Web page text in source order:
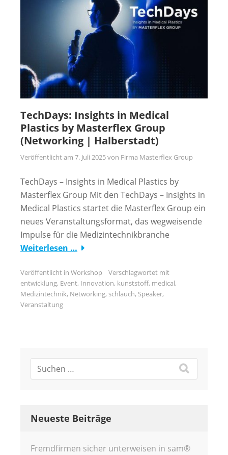
TechDays: Insights in Medical
Plastics by Masterflex Group
(Networking | Halberstadt)
Veröffentlicht am 7. Juli 2025von Firma Masterflex Group
TechDays – Insights in Medical Plastics by
Masterflex Group Mit den TechDays – Insights in
Medical Plastics startet die Masterflex Group ein
neues Veranstaltungsformat, das wegweisende
Impulse für die Medizintechnikbranche
Weiterlesen …
Veröffentlicht in Workshop
Verschlagwortet mit
entwicklung, Event, Innovation, kunststoff, medical,
Medizintechnik, Networking, schlauch, Speaker,
Veranstaltung
Neueste Beiträge
Fremdfirmen sicher unterweisen in sam®